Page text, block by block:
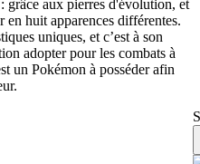
grâce aux pierres d'évolution, et
en huit apparences différentes.
uniques, et c’est à son
adopter pour les combats à
un Pokémon à posséder afin